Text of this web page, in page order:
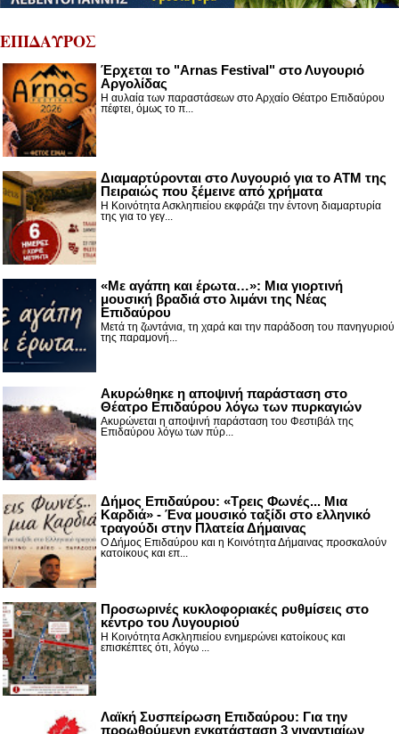
ΕΠΙΔΑΥΡΟΣ
Έρχεται το "Arnas Festival" στο Λυγουριό
Αργολίδας
Η αυλαία των παραστάσεων στο Αρχαίο Θέατρο Επιδαύρου
πέφτει, όμως το π...
Διαμαρτύρονται στο Λυγουριό για το ΑΤΜ της
Πειραιώς που ξέμεινε από χρήματα
Η Κοινότητα Ασκληπιείου εκφράζει την έντονη διαμαρτυρία
της για το γεγ...
«Με αγάπη και έρωτα…»: Μια γιορτινή
μουσική βραδιά στο λιμάνι της Νέας
Επιδαύρου
Μετά τη ζωντάνια, τη χαρά και την παράδοση του πανηγυριού
της παραμονή...
Ακυρώθηκε η αποψινή παράσταση στο
Θέατρο Επιδαύρου λόγω των πυρκαγιών
Ακυρώνεται η αποψινή παράσταση του Φεστιβάλ της
Επιδαύρου λόγω των πύρ...
Δήμος Επιδαύρου: «Τρεις Φωνές... Μια
Καρδιά» - Ένα μουσικό ταξίδι στο ελληνικό
τραγούδι στην Πλατεία Δήμαινας
Ο Δήμος Επιδαύρου και η Κοινότητα Δήμαινας προσκαλούν
κατοίκους και επ...
Προσωρινές κυκλοφοριακές ρυθμίσεις στο
κέντρο του Λυγουριού
Η Κοινότητα Ασκληπιείου ενημερώνει κατοίκους και
επισκέπτες ότι, λόγω ...
Λαϊκή Συσπείρωση Επιδαύρου: Για την
προωθούμενη εγκατάσταση 3 γιγαντιαίων